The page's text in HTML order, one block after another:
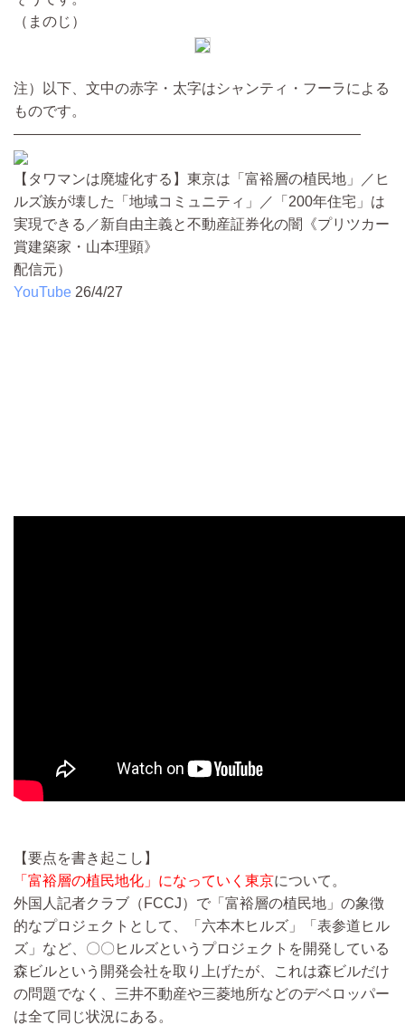
（まのじ）
注）以下、文中の赤字・太字はシャンティ・フーラによる
ものです。
————————————————————————
【タワマンは廃墟化する】東京は「富裕層の植民地」／ヒ
ルズ族が壊した「地域コミュニティ」／「200年住宅」は
実現できる／新自由主義と不動産証券化の闇《プリツカー
賞建築家・山本理顕》
配信元）
YouTube 26/4/27
【要点を書き起こし】
「富裕層の植民地化」になっていく東京について。
外国人記者クラブ（FCCJ）で「富裕層の植民地」の象徴
的なプロジェクトとして、「六本木ヒルズ」「表参道ヒル
ズ」など、〇〇ヒルズというプロジェクトを開発している
森ビルという開発会社を取り上げたが、これは森ビルだけ
の問題でなく、三井不動産や三菱地所などのデベロッパー
は全て同じ状況にある。